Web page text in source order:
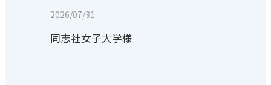
2026/07/31
同志社女子大学様